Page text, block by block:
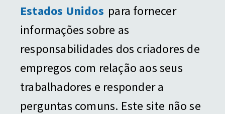
Estados Unidos para fornecer
informações sobre as
responsabilidades dos criadores de
empregos com relação aos seus
trabalhadores e responder a
perguntas comuns. Este site não se